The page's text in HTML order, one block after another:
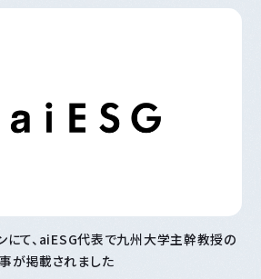
にて、aiESG代表で九州大学主幹教授の
が掲載されました